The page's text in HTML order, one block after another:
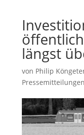
längst
von Philip
Pressemitteilungen